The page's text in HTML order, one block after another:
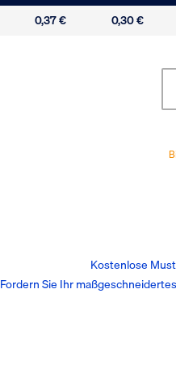
0,37 € 0,30 €
Kostenlose
Fordern Sie Ihr